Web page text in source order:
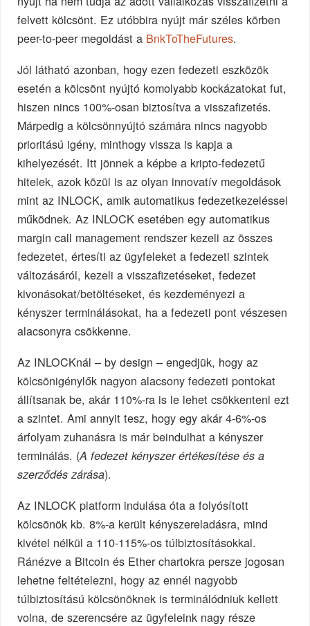
felvett kölcsönt. Ez utóbbira nyújt már széles körben
peer-to-peer megoldást a BnkToTheFutures.
Jól látható azonban, hogy ezen fedezeti eszközök
esetén a kölcsönt nyújtó komolyabb kockázatokat fut,
hiszen nincs 100%-osan biztosítva a visszafizetés.
Márpedig a kölcsönnyújtó számára nincs nagyobb
prioritású igény, minthogy vissza is kapja a
kihelyezését. Itt jönnek a képbe a kripto-fedezetű
hitelek, azok közül is az olyan innovatív megoldások
mint az INLOCK, amik automatikus fedezetkezeléssel
működnek. Az INLOCK esetében egy automatikus
margin call management rendszer kezeli az összes
fedezetet, értesíti az ügyfeleket a fedezeti szintek
változásáról, kezeli a visszafizetéseket, fedezet
kivonásokat/betöltéseket, és kezdeményezi a
kényszer terminálásokat, ha a fedezeti pont vészesen
alacsonyra csökkenne.
Az INLOCKnál – by design – engedjük, hogy az
kölcsönigénylők nagyon alacsony fedezeti pontokat
állítsanak be, akár 110%-ra is le lehet csökkenteni ezt
a szintet. Ami annyit tesz, hogy egy akár 4-6%-os
árfolyam zuhanásra is már beindulhat a kényszer
terminálás. (A fedezet kényszer értékesítése és a
szerződés zárása).
Az INLOCK platform indulása óta a folyósított
kölcsönök kb. 8%-a került kényszereladásra, mind
kivétel nélkül a 110-115%-os túlbiztosításokkal.
Ránézve a Bitcoin és Ether chartokra persze jogosan
lehetne feltételezni, hogy az ennél nagyobb
túlbiztosítású kölcsönöknek is terminálódniuk kellett
volna, de szerencsére az ügyfeleink nagy része